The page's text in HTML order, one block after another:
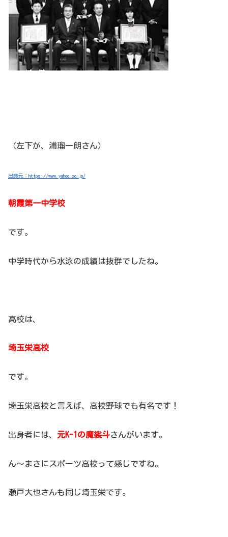
（左下が、浦瑠一朗さん）
出典元：https://www.yahoo.co.jp/
朝霞第一中学校
です。
中学時代から水泳の成績は抜群でしたね。
高校は、
埼玉栄高校
です。
埼玉栄高校と言えば、高校野球でも有名です！
出身者には、 元K-1の魔裟斗さんがいます。
ん～まさにスポーツ高校って感じですね。
瀬戸大也さんも同じ埼玉栄です。